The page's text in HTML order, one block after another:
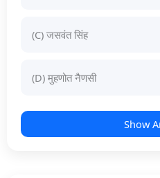
(C) जसवंत सिंह
(D) मुहणोत नैणसी
Show